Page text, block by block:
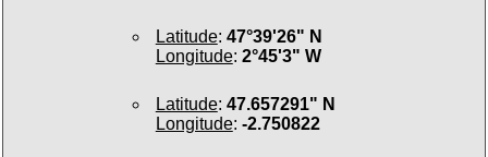
Latitude: 47°39'26" N
Longitude: 2°45'3" W
Latitude: 47.657291" N
Longitude: -2.750822